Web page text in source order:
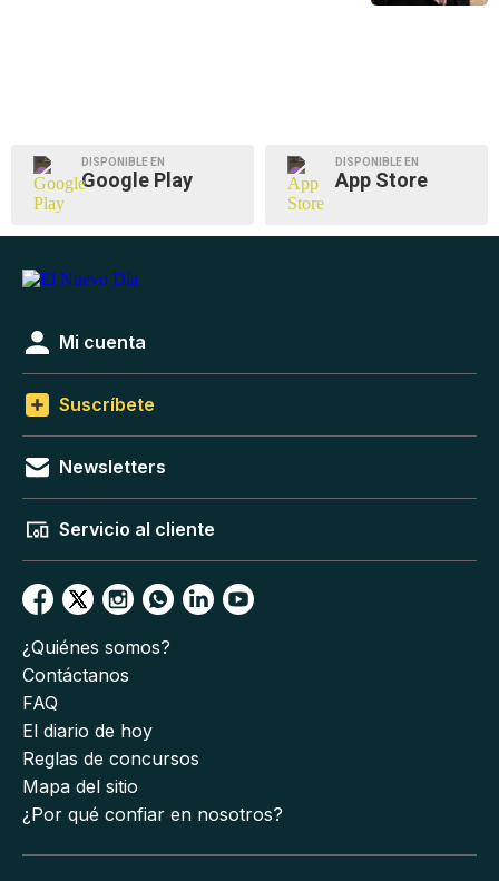
DISPONIBLE EN
Google Play
DISPONIBLE EN
App Store
Mi cuenta
Suscríbete
Newsletters
Servicio al cliente
¿Quiénes somos?
Contáctanos
FAQ
El diario de hoy
Reglas de concursos
Mapa del sitio
¿Por qué confiar en nosotros?